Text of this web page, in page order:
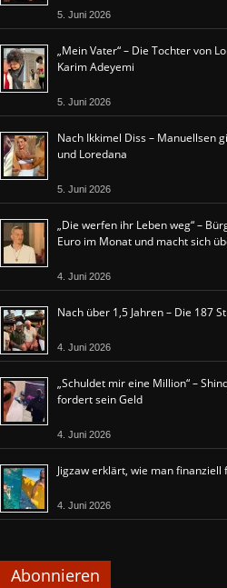
5. Juni 2026
„Mein Vater“ – Die Tochter von
Karim Adeyemi
5. Juni 2026
Nach Ikkimel Diss – Manuellsen
und Loredana
5. Juni 2026
„Die werfen ihr Leben weg“ –
Euro im Monat und macht sich
4. Juni 2026
Nach über 1,5 Jahren – Die 187
4. Juni 2026
„Schuldet mir eine Million“ –
fordert sein Geld
4. Juni 2026
Jigzaw erklärt, wie man
4. Juni 2026
Abonnieren